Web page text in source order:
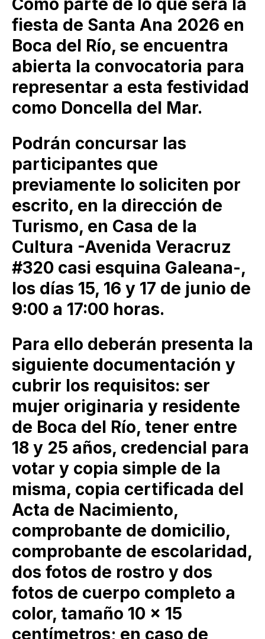
Como parte de lo que será la
fiesta de Santa Ana 2026 en
Boca del Río, se encuentra
abierta la convocatoria para
representar a esta festividad
como Doncella del Mar.
Podrán concursar las
participantes que
previamente lo soliciten por
escrito, en la dirección de
Turismo, en Casa de la
Cultura -Avenida Veracruz
#320 casi esquina Galeana-,
los días 15, 16 y 17 de junio de
9:00 a 17:00 horas.
Para ello deberán presenta la
siguiente documentación y
cubrir los requisitos: ser
mujer originaria y residente
de Boca del Río, tener entre
18 y 25 años, credencial para
votar y copia simple de la
misma, copia certificada del
Acta de Nacimiento,
comprobante de domicilio,
comprobante de escolaridad,
dos fotos de rostro y dos
fotos de cuerpo completo a
color, tamaño 10 x 15
centímetros; en caso de